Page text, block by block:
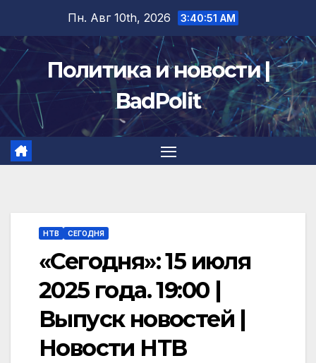
содержимому
Пн. Авг 10th, 2026 3:40:51 AM
Политика и новости |
BadPolit
НТВ СЕГОДНЯ
«Сегодня»: 15 июля
2025 года. 19:00 |
Выпуск новостей |
Новости НТВ